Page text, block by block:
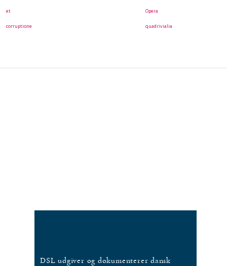
et
corruptione
Opera
quadrivialia
DSL udgiver og dokumenterer dansk